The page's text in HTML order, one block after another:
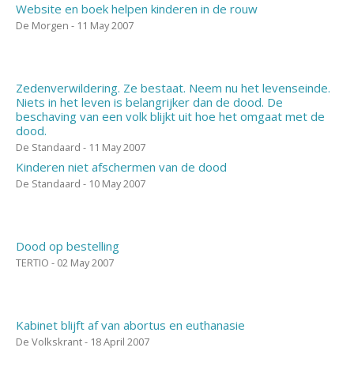
Website en boek helpen kinderen in de rouw
De Morgen - 11 May 2007
Zedenverwildering. Ze bestaat. Neem nu het levenseinde.
Niets in het leven is belangrijker dan de dood. De
beschaving van een volk blijkt uit hoe het omgaat met de
dood.
De Standaard - 11 May 2007
Kinderen niet afschermen van de dood
De Standaard - 10 May 2007
Dood op bestelling
TERTIO - 02 May 2007
Kabinet blijft af van abortus en euthanasie
De Volkskrant - 18 April 2007